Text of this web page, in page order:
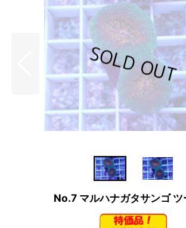
No.7 マルハナガタサンゴ ツ